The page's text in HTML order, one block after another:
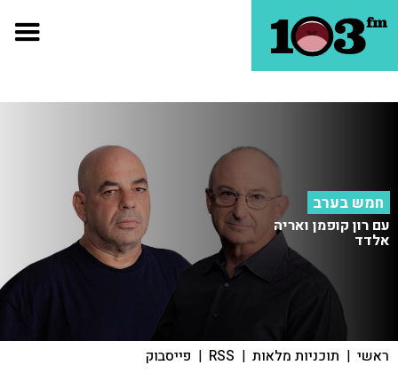
חמש בערב
עם רון קופמן ואריה
אלדד
ראשי | תוכניות מלאות |
RSS
| פייסבוק